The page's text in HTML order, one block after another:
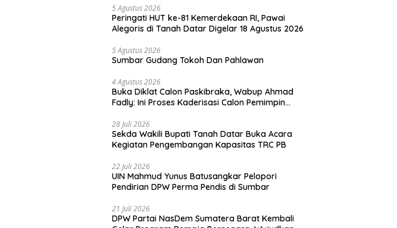
5 Agustus 2026
Peringati HUT ke-81 Kemerdekaan RI, Pawai
Alegoris di Tanah Datar Digelar 18 Agustus 2026
5 Agustus 2026
Sumbar Gudang Tokoh Dan Pahlawan
4 Agustus 2026
Buka Diklat Calon Paskibraka, Wabup Ahmad
Fadly: Ini Proses Kaderisasi Calon Pemimpin
28 Juli 2026
Sekda Wakili Bupati Tanah Datar Buka Acara
Kegiatan Pengembangan Kapasitas TRC PB
22 Juli 2026
UIN Mahmud Yunus Batusangkar Pelopori
Pendirian DPW Perma Pendis di Sumbar
21 Juli 2026
DPW Partai NasDem Sumatera Barat Kembali